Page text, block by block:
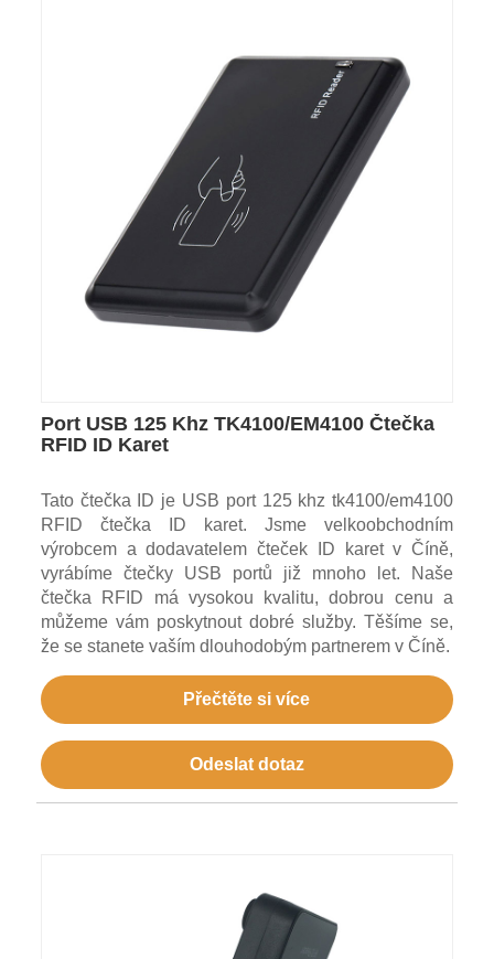
Port USB 125 Khz TK4100/EM4100 Čtečka
RFID ID Karet
Tato čtečka ID je USB port 125 khz tk4100/em4100
RFID čtečka ID karet. Jsme velkoobchodním
výrobcem a dodavatelem čteček ID karet v Číně,
vyrábíme čtečky USB portů již mnoho let. Naše
čtečka RFID má vysokou kvalitu, dobrou cenu a
můžeme vám poskytnout dobré služby. Těšíme se,
že se stanete vaším dlouhodobým partnerem v Číně.
Přečtěte si více
Odeslat dotaz